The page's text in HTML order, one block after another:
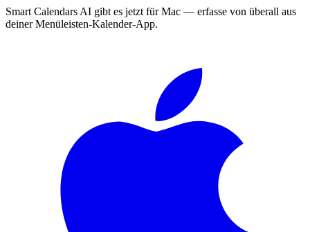
Smart Calendars AI gibt es jetzt für Mac — erfasse von überall aus
deiner Menüleisten-Kalender-App.